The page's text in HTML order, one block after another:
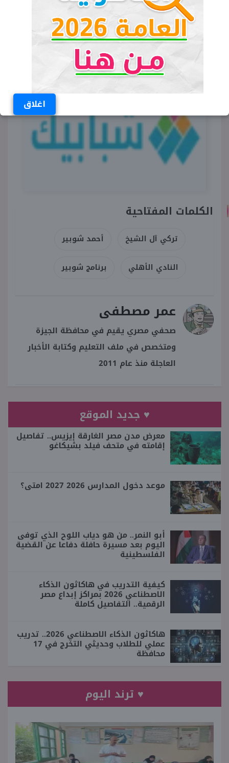
اغلاق
اقرأ المزيد:
ضياع حلم تركي آل الشيخ في
صعود ألميرا للدوري الإسباني
الكلمات المفتاحية
تركي آل الشيخ أحمد شوبير
النادي الأهلي برنامج شوبير
عمر مصطفى
صحفي مصري يقيم في محافظة الجيزة
ومتخصص في ملف التعليم وكتابة الأخبار
العاجلة منذ عام 2011
♥ جديد الموقع
معرض مدن مصر الغارقة إيزيس.. تفاصيل
إقامته في متحف فيلد بشيكاغو
موعد دخول المدارس 2026 2027 امتى؟
أبو النمر.. من هو دياب اللوح الذي توفى
اليوم بعد مسيرة حافلة دفاعا عن القضية
الفلسطينية
كيفية التدريب في هاكاثون الذكاء
الاصطناعي 2026 بمراكز إبداع مصر
الرقمية.. التفاصيل كاملة
هاكاثون الذكاء الاصطناعي 2026.. تدريب
عملي للطلاب وحديثي التخرج في 17
محافظة
♥ ترند اليوم